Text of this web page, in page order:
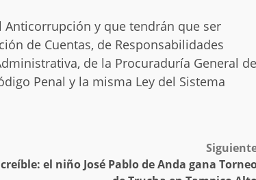
Anticorrupción y que tendrán que ser
de Cuentas, de Responsabilidades
de la Procuraduría General de
Penal y la misma Ley del Sistema
el niño José Pablo de Anda gana